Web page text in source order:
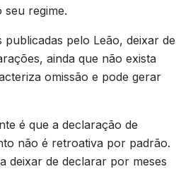
seu regime.
publicadas pelo Leão, deixar de
ainda que não exista
omissão e pode gerar
é que a declaração de
não é retroativa por padrão.
deixar de declarar por meses